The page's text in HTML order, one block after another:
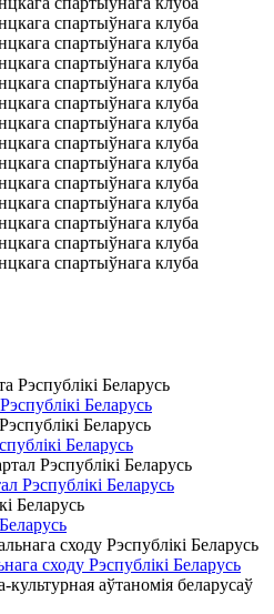
Беларусь
Беларусь
Рэспублікі Беларусь
сходу Рэспублікі Беларусь